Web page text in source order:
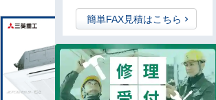
新品直
送
最新機
種
同機種
タイプ
別あり
簡単FAX見積はこちら